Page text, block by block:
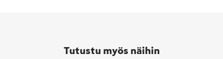
Tutustu myös näihin